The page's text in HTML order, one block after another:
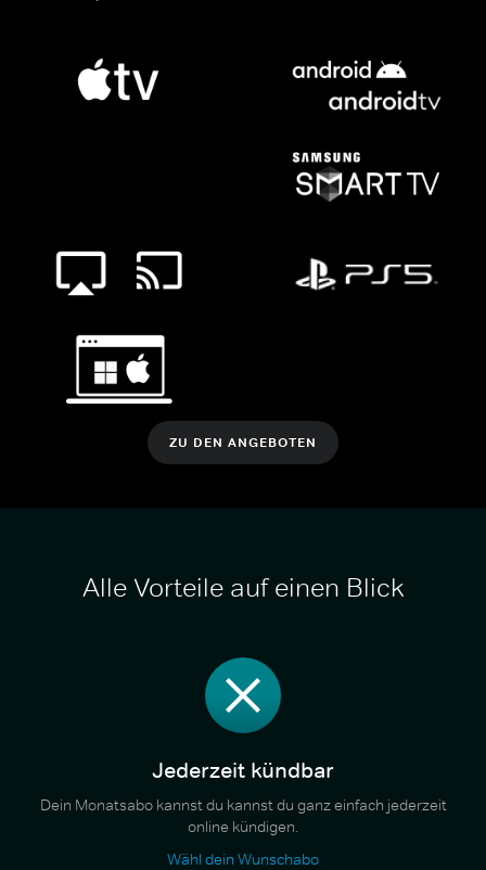
ZU DEN ANGEBOTEN
Alle Vorteile auf einen Blick
Jederzeit kündbar
Dein Monatsabo kannst du kannst du ganz einfach jederzeit
online kündigen.
Wähl dein Wunschabo